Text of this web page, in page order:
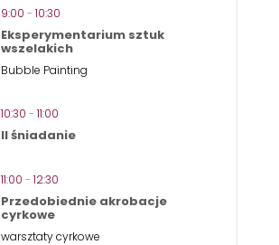
9:00 - 10:30
Eksperymentarium sztuk
wszelakich
Bubble Painting
10:30 - 11:00
II śniadanie
11:00 - 12:30
Przedobiednie akrobacje
cyrkowe
warsztaty cyrkowe